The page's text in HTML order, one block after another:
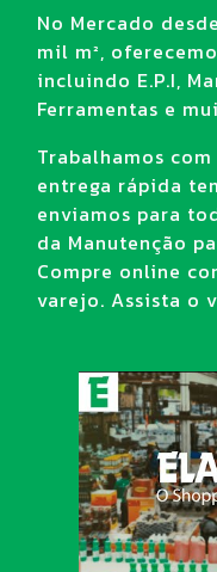
No Mercado
mil m²,
incluindo E.P.I,
Ferramentas e
Trabalhamos
entrega rápida
enviamos para
da Manutenção
Compre online
varejo. Assista o